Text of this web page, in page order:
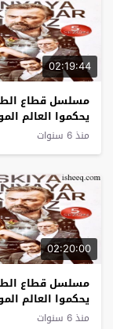
02:19:44
مسلسل قطاع
يحكموا العالم
الخامس الحلقة 14
منذ 6 سنوات
02:20:00
مسلسل قطاع
يحكموا العالم
الخامس الحلقة 12
منذ 6 سنوات